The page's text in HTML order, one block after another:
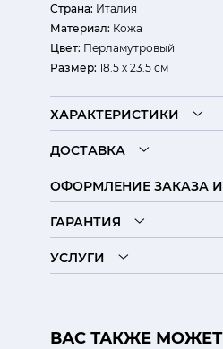
Страна: Италия
Материал: Кожа
Цвет: Перламутровый
Размер: 18.5 х 23.5 см
ХАРАКТЕРИСТИКИ
ДОСТАВКА
ОФОРМЛЕНИЕ ЗАКАЗА
ГАРАНТИЯ
УСЛУГИ
ВАС ТАКЖЕ МОЖЕТ